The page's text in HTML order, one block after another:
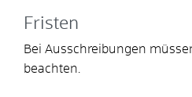
Fristen
Bei Ausschreibungen
beachten.